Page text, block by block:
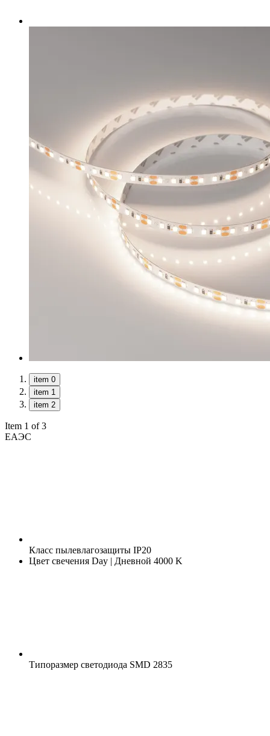
item 0
item 1
item 2
Item 1 of 3
ЕАЭС
Класс пылевлагозащиты IP20
Цвет свечения Day | Дневной 4000 K
Типоразмер светодиода SMD 2835